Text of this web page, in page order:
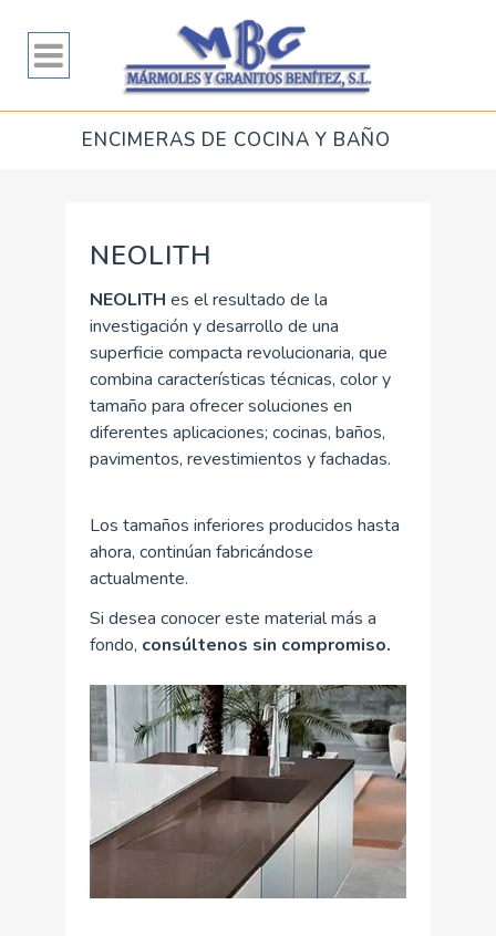
ENCIMERAS DE COCINA Y BAÑO
NEOLITH
NEOLITH es el resultado de la
investigación y desarrollo de una
superficie compacta revolucionaria, que
combina características técnicas, color y
tamaño para ofrecer soluciones en
diferentes aplicaciones; cocinas, baños,
pavimentos, revestimientos y fachadas.
Los tamaños inferiores producidos hasta
ahora, continúan fabricándose
actualmente.
Si desea conocer este material más a
fondo, consúltenos sin compromiso.